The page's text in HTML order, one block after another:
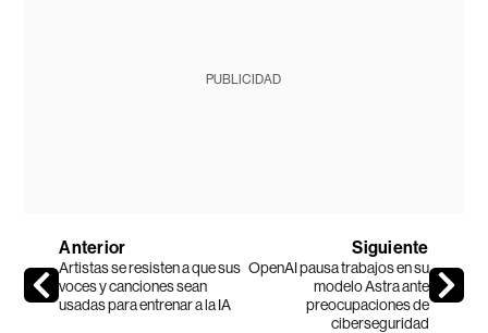
PUBLICIDAD
Anterior
Artistas se resisten a que sus
voces y canciones sean
usadas para entrenar a la IA
Siguiente
OpenAI pausa trabajos en su
modelo Astra ante
preocupaciones de
ciberseguridad